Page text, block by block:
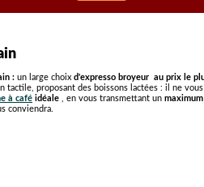
: un large choix d'expresso broyeur au prix le
tactile, proposant des boissons lactées : il ne
à café idéale , en vous transmettant un
conviendra.